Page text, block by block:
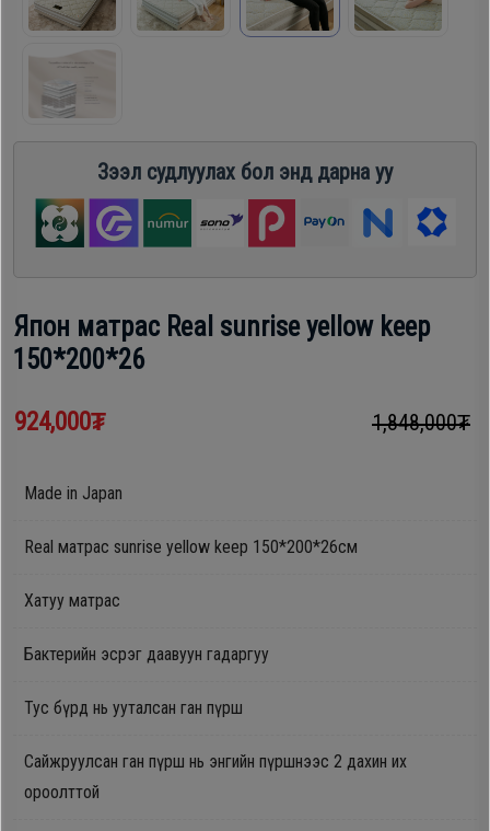
Хөргөгч,
Хөлдөөгч
Плитк,
шүүгээ
Эйр
кондишн
шүүгээ
Тавилга
кондишн
Infinix
Huawei
Tablet
Зээл судлуулах бол энд дарна уу
Япон матрас Real sunrise yellow keep
150*200*26
924,000₮ 1,848,000₮
Made in Japan
Real матрас sunrise yellow keep 150*200*26см
Хатуу матрас
Бактерийн эсрэг даавуун гадаргуу
Тус бүрд нь ууталсан ган пүрш
Сайжруулсан ган пүрш нь энгийн пүршнээс 2 дахин их
ороолттой